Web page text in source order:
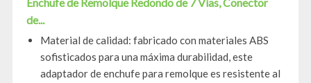
Enchufe de Remolque Redondo de 7 Vías, Conector
de...
Material de calidad: fabricado con materiales ABS
sofisticados para una máxima durabilidad, este
adaptador de enchufe para remolque es resistente al